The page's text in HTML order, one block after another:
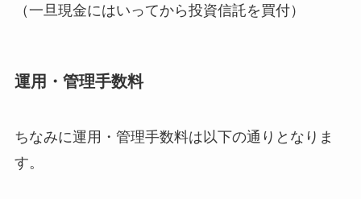
（一旦現金にはいってから投資信託を買付）
運用・管理手数料
ちなみに運用・管理手数料は以下の通りとなりま
す。